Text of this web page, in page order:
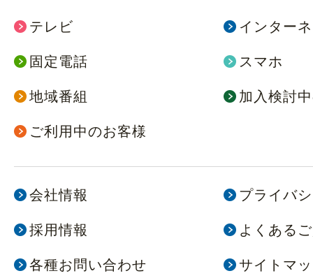
テレビ インター
固定電話 スマホ
地域番組 加入検討
ご利用中のお客様
会社情報 プライバ
採用情報 よくある
各種お問い合わせ サイトマ